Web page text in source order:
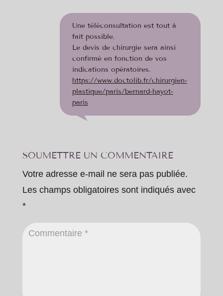
Une téléconsultation est tout à
fait possible.
Le devis de chirurgie sera ainsi
confirmé en fonction de vos
indications opératoires.
https://www.doctolib.fr/chirurgien-
plastique/paris/bernard-hayot-
paris
SOUMETTRE UN COMMENTAIRE
Votre adresse e-mail ne sera pas publiée.
Les champs obligatoires sont indiqués avec
*